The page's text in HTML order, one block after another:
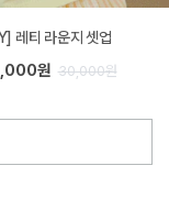
레티 라운지 셋업
원 30,000원